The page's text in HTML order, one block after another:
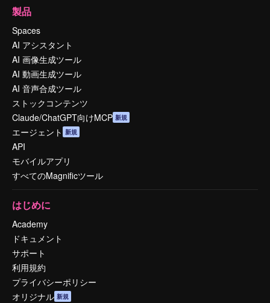
製品
Spaces
AI アシスタント
AI 画像生成ツール
AI 動画生成ツール
AI 音声合成ツール
ストックコンテンツ
Claude/ChatGPT向けMCP 新規
エージェント 新規
API
モバイルアプリ
すべてのMagnificツール
はじめに
Academy
ドキュメント
サポート
利用規約
プライバシーポリシー
オリジナル 新規